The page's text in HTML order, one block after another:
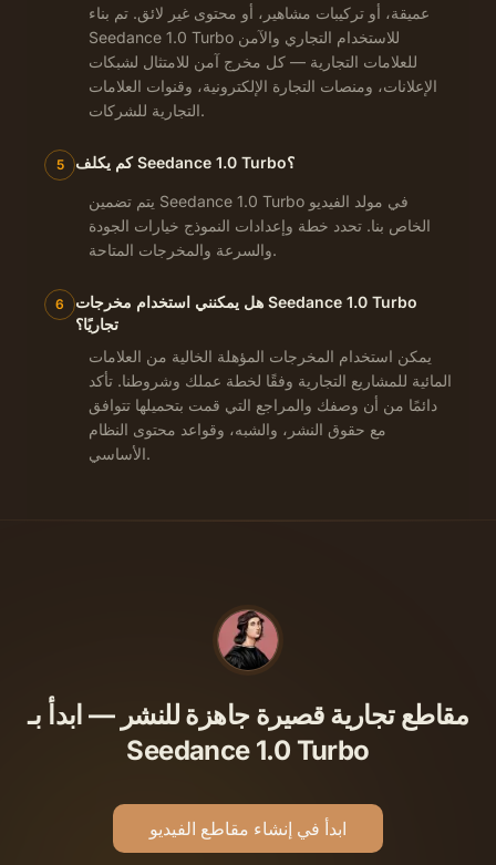
عميقة، أو تركيبات مشاهير، أو محتوى غير لائق. تم بناء
Seedance 1.0 Turbo للاستخدام التجاري والآمن
للعلامات التجارية — كل مخرج آمن للامتثال لشبكات
الإعلانات، ومنصات التجارة الإلكترونية، وقنوات العلامات
التجارية للشركات.
5 كم يكلف Seedance 1.0 Turbo؟
يتم تضمين Seedance 1.0 Turbo في مولد الفيديو
الخاص بنا. تحدد خطة وإعدادات النموذج خيارات الجودة
والسرعة والمخرجات المتاحة.
6
هل يمكنني استخدام مخرجات Seedance 1.0 Turbo
تجاريًا؟
يمكن استخدام المخرجات المؤهلة الخالية من العلامات
المائية للمشاريع التجارية وفقًا لخطة عملك وشروطنا. تأكد
دائمًا من أن وصفك والمراجع التي قمت بتحميلها تتوافق
مع حقوق النشر، والشبه، وقواعد محتوى النظام
الأساسي.
مقاطع تجارية قصيرة جاهزة للنشر — ابدأ بـ
Seedance 1.0 Turbo
ابدأ في إنشاء مقاطع الفيديو